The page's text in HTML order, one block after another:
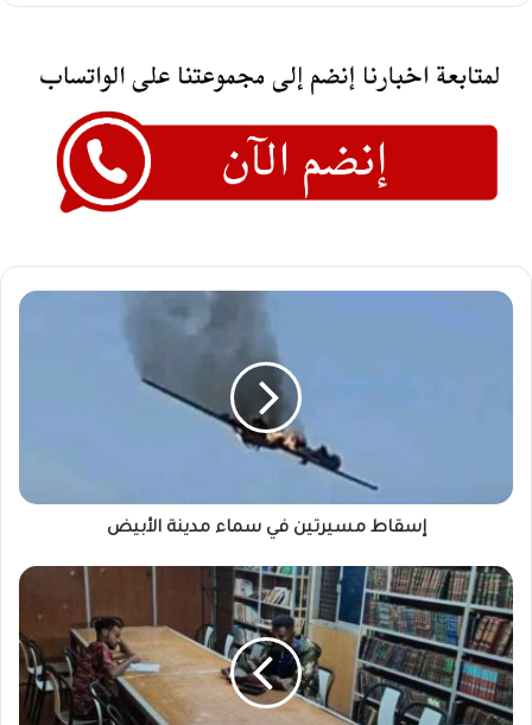
إسقاط
إسقاط مسيرتين في سماء مدينة الأبيض
قرية
بولاية
الجزيرة
تفتتح
مكتبة
عامة